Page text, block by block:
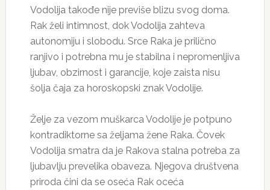
Vodolija takođe nije previše blizu svog doma.
Rak želi intimnost, dok Vodolija zahteva
autonomiju i slobodu. Srce Raka je prilično
ranjivo i potrebna mu je stabilna i nepromenljiva
ljubav, obzirnost i garancije, koje zaista nisu
šolja čaja za horoskopski znak Vodolije.
Želje za vezom muškarca Vodolije je potpuno
kontradiktorne sa željama žene Raka. Čovek
Vodolija smatra da je Rakova stalna potreba za
ljubavlju prevelika obaveza. Njegova društvena
priroda čini da se oseća Rak oceća